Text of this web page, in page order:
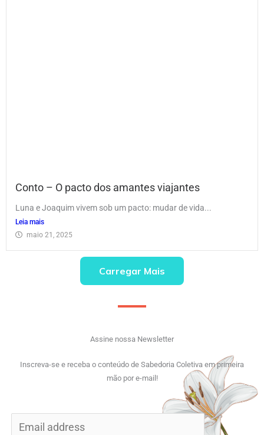
Conto – O pacto dos amantes viajantes
Luna e Joaquim vivem sob um pacto: mudar de vida...
Leia mais
maio 21, 2025
Carregar Mais
Assine nossa Newsletter
Inscreva-se e receba o conteúdo de Sabedoria Coletiva em primeira
mão por e-mail!